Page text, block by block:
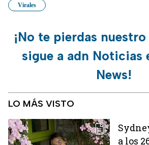
Virales
¡No te pierdas
sigue a adn Noticias
News!
LO MÁS VISTO
a los